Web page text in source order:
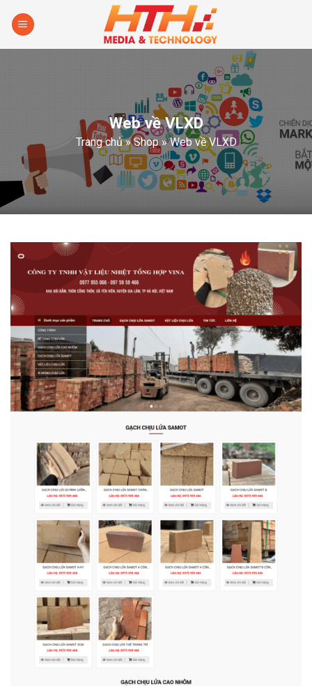
Web về VLXD
Trang chủ»Shop»Web về VLXD